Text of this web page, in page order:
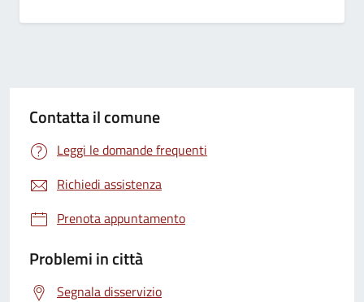
Contatta il comune
Leggi le domande frequenti
Richiedi assistenza
Prenota appuntamento
Problemi in città
Segnala disservizio